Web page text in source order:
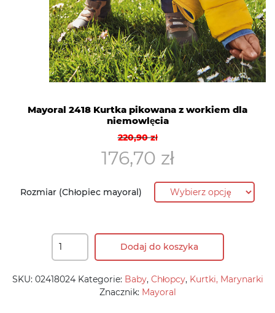
Mayoral 2418 Kurtka pikowana z workiem dla
niemowlęcia
220,90zł
Pierwotna
cena
wynosiła:
176,70 zł
Aktualna
cena
wynosi:
Rozmiar (Chłopiec mayoral)
Dodaj do koszyka
SKU: 02418024 Kategorie: Baby, Chłopcy, Kurtki, Marynarki
Znacznik: Mayoral